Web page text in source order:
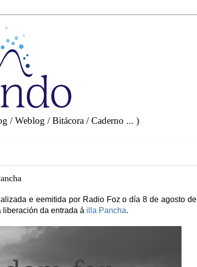
/ Weblog / Bitácora / Caderno ... )
e eemitida por Radio Foz o día 8 de agosto de
liberación da entrada á illa Pancha.